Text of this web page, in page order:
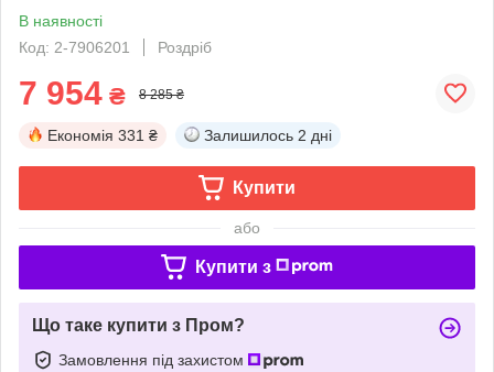
В наявності
Код: 2-7906201
Роздріб
7 954 ₴ 8 285 ₴
Економія 331 ₴ Залишилось 2 дні
Купити
або
Купити з
Що таке купити з Пром?
Замовлення під захистом